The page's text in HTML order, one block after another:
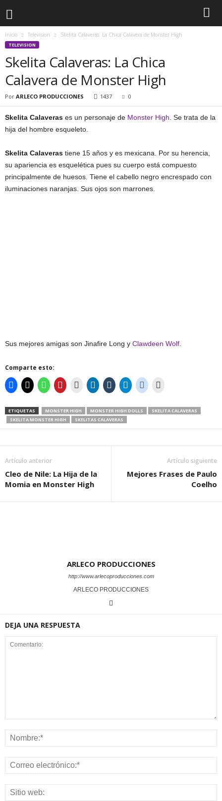
Inicio Television Skelita Calaveras: La Chica Calavera de Monster High
TELEVISION
Skelita Calaveras: La Chica
Calavera de Monster High
Por ARLECO PRODUCCIONES 1437 0
Skelita Calaveras es un personaje de Monster High . Se trata de la
hija del hombre esqueleto.
Skelita Calaveras tiene 15 años y es mexicana. Por su herencia,
su apariencia es esquelética pues su cuerpo está compuesto
principalmente de huesos. Tiene el cabello negro encrespado con
iluminaciones naranjas. Sus ojos son marrones.
Sus mejores amigas son Jinafire Long y Clawdeen Wolf
Comparte esto:
ETIQUETAS MONSTER HIGH MONSTER HIGH DOLLS
SKELITA CALAVERAS
SKELITA MONSTER HIGH
SKELITAS CALAVERAS
Artículo anterior
Cleo de Nile: La Hija de la
Momia en Monster High
Artículo siguiente
Mejores Frases de Paulo
Coelho
ARLECO PRODUCCIONES
http://www.arlecoproducciones.com
ARLECO PRODUCCIONES
DEJA UNA RESPUESTA